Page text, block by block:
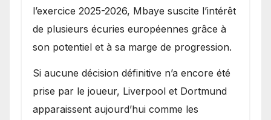
l’exercice 2025-2026, Mbaye suscite l’intérêt
de plusieurs écuries européennes grâce à
son potentiel et à sa marge de progression.
Si aucune décision définitive n’a encore été
prise par le joueur, Liverpool et Dortmund
apparaissent aujourd’hui comme les